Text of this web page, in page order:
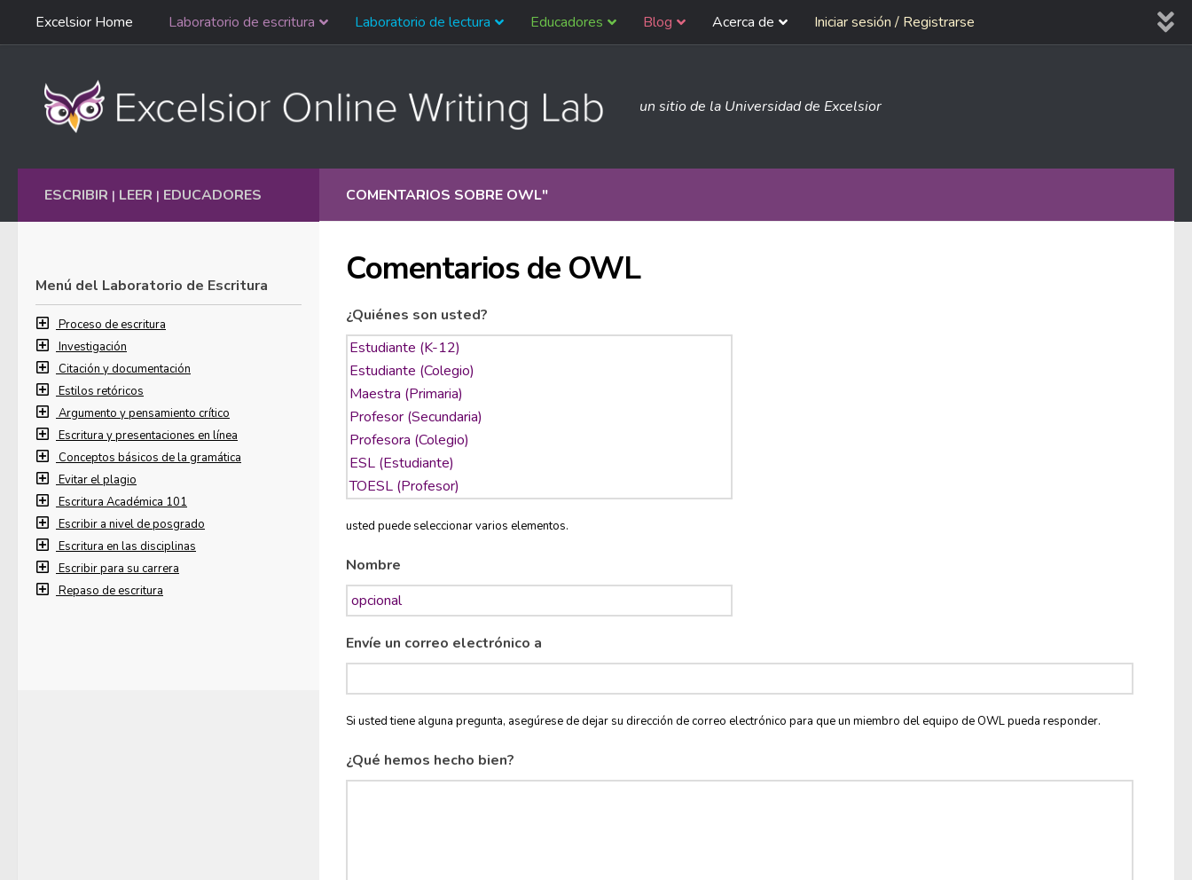
Ir al contenido
navegación
Excelsior Home Laboratorio de escritura Laboratorio de lectura Educadores Blog Acerca de Iniciar sesión / Registrarse
un sitio de la Universidad de Excelsior
COMENTARIOS SOBRE OWL"
Comentarios de OWL
¿Quiénes son usted?
usted puede seleccionar varios elementos.
Nombre
Envíe un correo electrónico a
Si usted tiene alguna pregunta, asegúrese de dejar su dirección de correo electrónico para que un miembro del equipo de OWL pueda responder.
¿Qué hemos hecho bien?
ESCRIBIR | LEER | EDUCADORES
Menú del Laboratorio de Escritura
Proceso de escritura
Investigación
Citación y documentación
Estilos retóricos
Argumento y pensamiento crítico
Escritura y presentaciones en línea
Conceptos básicos de la gramática
Evitar el plagio
Escritura Académica 101
Escribir a nivel de posgrado
Escritura en las disciplinas
Escribir para su carrera
Repaso de escritura